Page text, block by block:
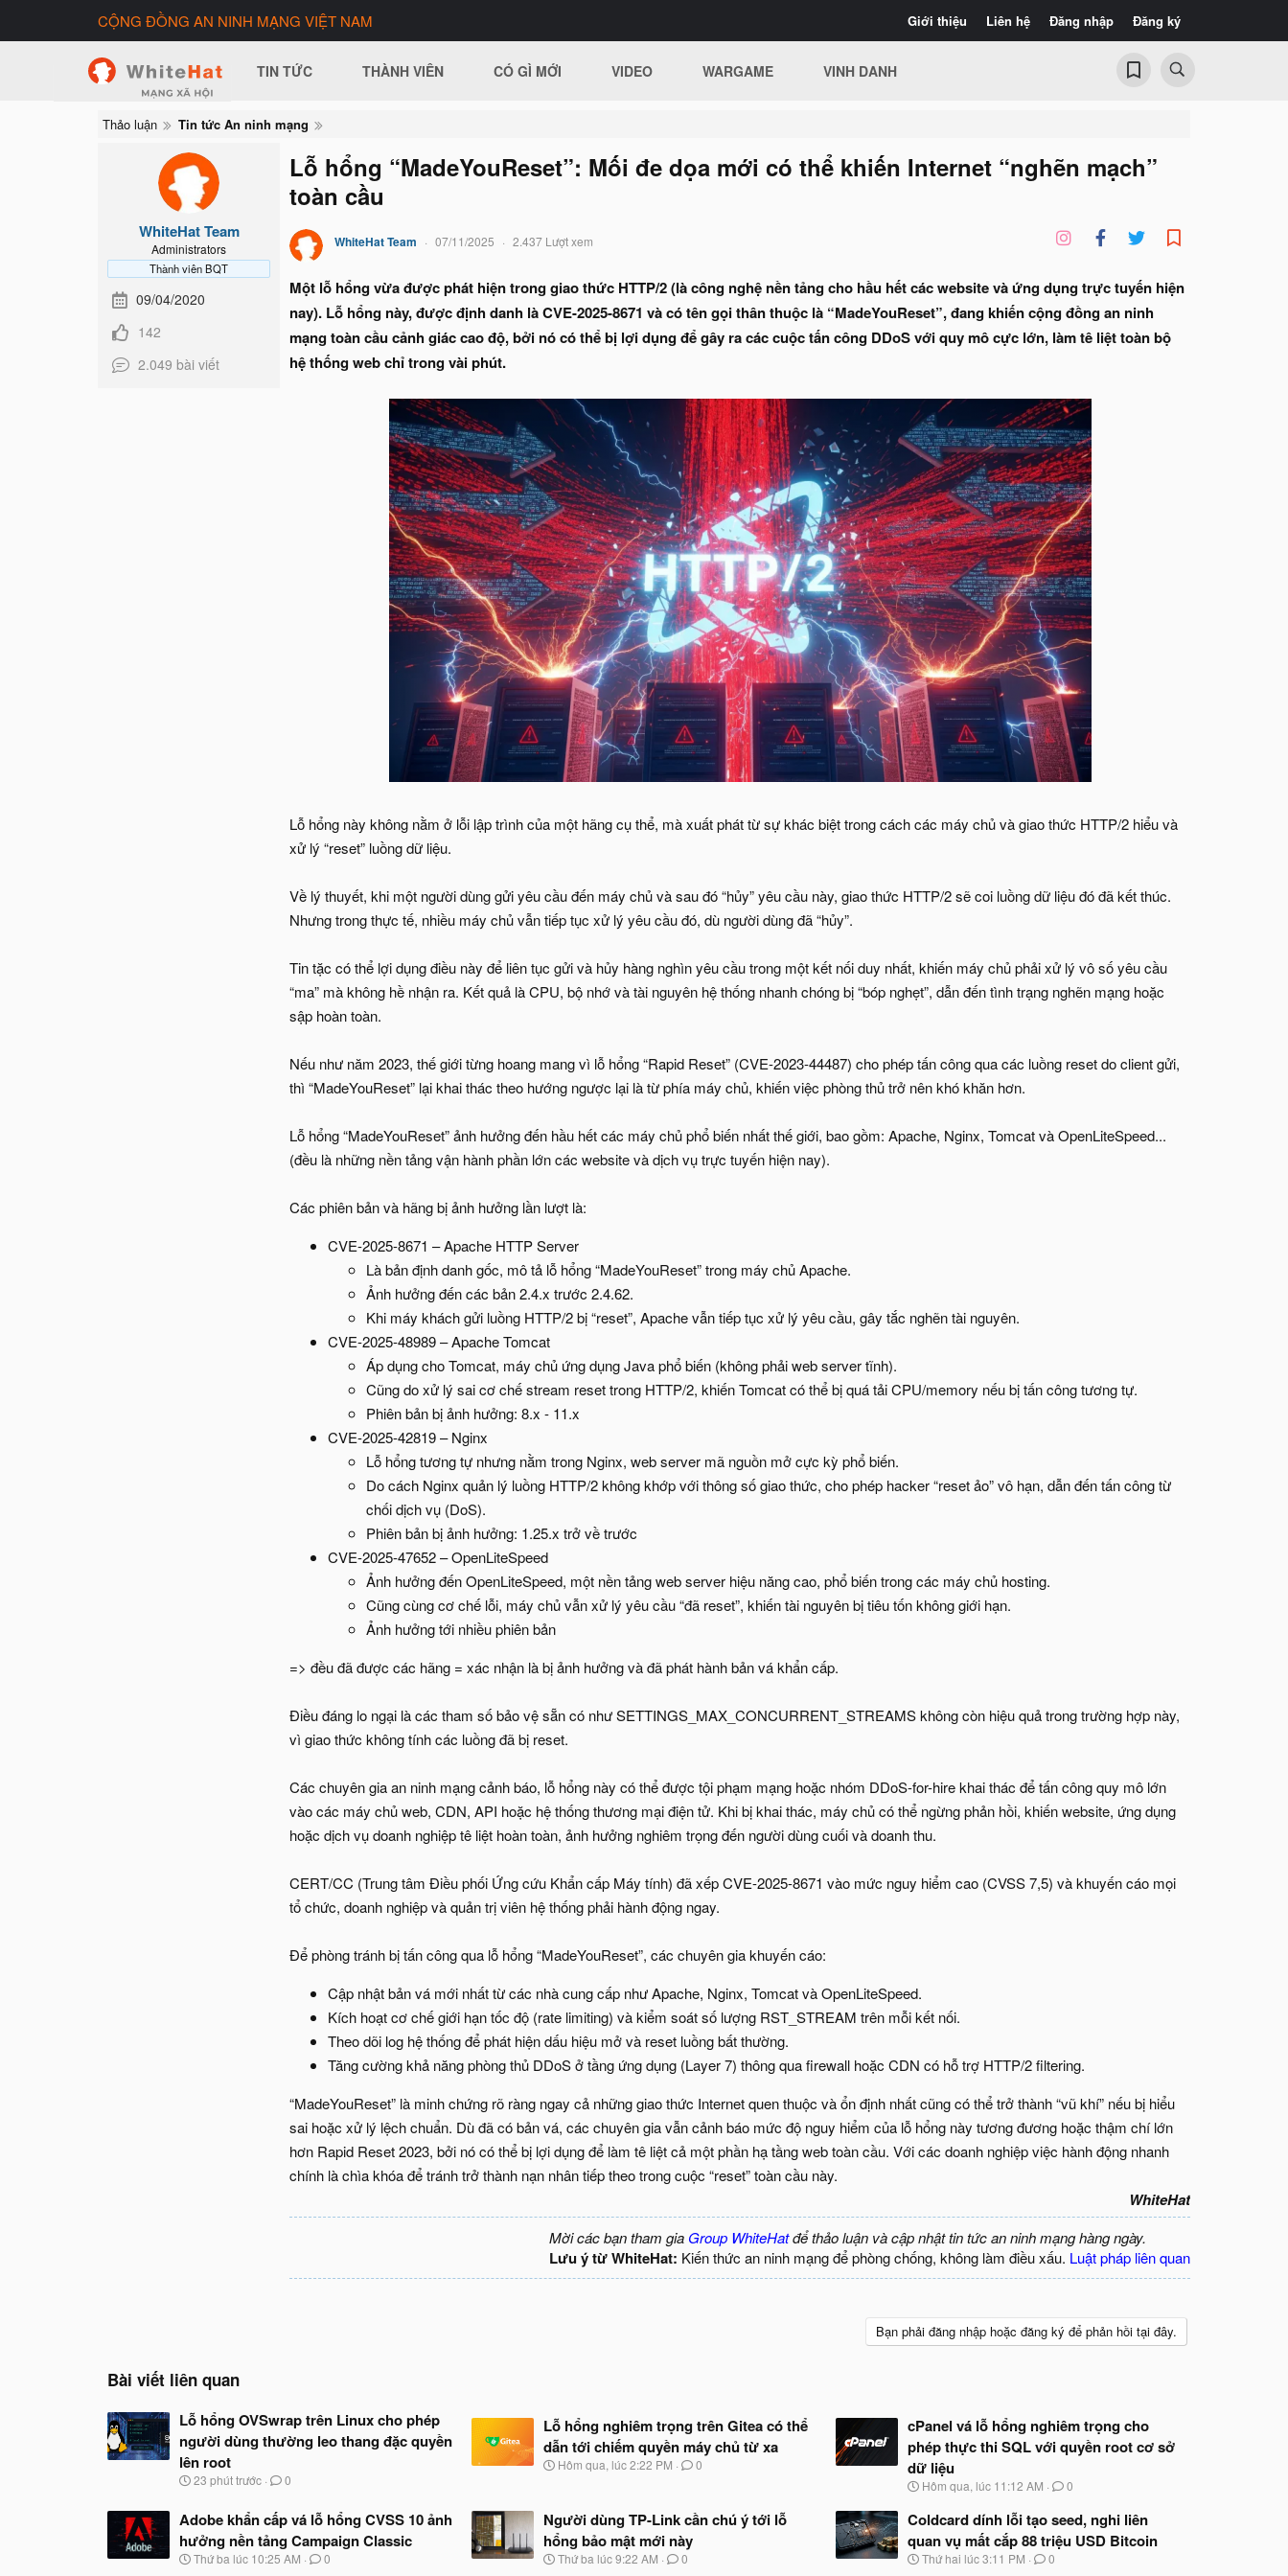
Giới thiệu Liên hệ Đăng nhập Đăng ký
CỘNG ĐỒNG AN NINH MẠNG VIỆT NAM
TIN TỨC THÀNH VIÊN CÓ GÌ MỚI VIDEO WARGAME VINH DANH
Thảo luận Tin tức An ninh mạng
WhiteHat Team
Administrators
Thành viên BQT
09/04/2020
142
2.049 bài viết
Lỗ hổng “MadeYouReset”: Mối đe dọa mới có thể khiến Internet “nghẽn mạch”
toàn cầu
WhiteHat Team 07/11/2025 2.437 Lượt xem
Một lỗ hổng vừa được phát hiện trong giao thức HTTP/2 (là công nghệ nền tảng cho hầu hết các website và ứng dụng trực tuyến hiện
nay). Lỗ hổng này, được định danh là CVE-2025-8671 và có tên gọi thân thuộc là “MadeYouReset”, đang khiến cộng đồng an ninh
mạng toàn cầu cảnh giác cao độ, bởi nó có thể bị lợi dụng để gây ra các cuộc tấn công DDoS với quy mô cực lớn, làm tê liệt toàn bộ
hệ thống web chỉ trong vài phút.
Lỗ hổng này không nằm ở lỗi lập trình của một hãng cụ thể, mà xuất phát từ sự khác biệt trong cách các máy chủ và giao thức HTTP/2 hiểu và
xử lý “reset” luồng dữ liệu.
Về lý thuyết, khi một người dùng gửi yêu cầu đến máy chủ và sau đó “hủy” yêu cầu này, giao thức HTTP/2 sẽ coi luồng dữ liệu đó đã kết thúc.
Nhưng trong thực tế, nhiều máy chủ vẫn tiếp tục xử lý yêu cầu đó, dù người dùng đã “hủy”.
Tin tặc có thể lợi dụng điều này để liên tục gửi và hủy hàng nghìn yêu cầu trong một kết nối duy nhất, khiến máy chủ phải xử lý vô số yêu cầu
“ma” mà không hề nhận ra. Kết quả là CPU, bộ nhớ và tài nguyên hệ thống nhanh chóng bị “bóp nghẹt”, dẫn đến tình trạng nghẽn mạng hoặc
sập hoàn toàn.
Nếu như năm 2023, thế giới từng hoang mang vì lỗ hổng “Rapid Reset” (CVE-2023-44487) cho phép tấn công qua các luồng reset do client gửi,
thì “MadeYouReset” lại khai thác theo hướng ngược lại là từ phía máy chủ, khiến việc phòng thủ trở nên khó khăn hơn.
Lỗ hổng “MadeYouReset” ảnh hưởng đến hầu hết các máy chủ phổ biến nhất thế giới, bao gồm: Apache, Nginx, Tomcat và OpenLiteSpeed...
(đều là những nền tảng vận hành phần lớn các website và dịch vụ trực tuyến hiện nay).
Các phiên bản và hãng bị ảnh hưởng lần lượt là:
CVE-2025-8671 – Apache HTTP Server
Là bản định danh gốc, mô tả lỗ hổng “MadeYouReset” trong máy chủ Apache.
Ảnh hưởng đến các bản 2.4.x trước 2.4.62.
Khi máy khách gửi luồng HTTP/2 bị “reset”, Apache vẫn tiếp tục xử lý yêu cầu, gây tắc nghẽn tài nguyên.
CVE-2025-48989 – Apache Tomcat
Áp dụng cho Tomcat, máy chủ ứng dụng Java phổ biến (không phải web server tĩnh).
Cũng do xử lý sai cơ chế stream reset trong HTTP/2, khiến Tomcat có thể bị quá tải CPU/memory nếu bị tấn công tương tự.
Phiên bản bị ảnh hưởng: 8.x - 11.x
CVE-2025-42819 – Nginx
Lỗ hổng tương tự nhưng nằm trong Nginx, web server mã nguồn mở cực kỳ phổ biến.
Do cách Nginx quản lý luồng HTTP/2 không khớp với thông số giao thức, cho phép hacker “reset ảo” vô hạn, dẫn đến tấn công từ
chối dịch vụ (DoS).
Phiên bản bị ảnh hưởng: 1.25.x trở về trước
CVE-2025-47652 – OpenLiteSpeed
Ảnh hưởng đến OpenLiteSpeed, một nền tảng web server hiệu năng cao, phổ biến trong các máy chủ hosting.
Cũng cùng cơ chế lỗi, máy chủ vẫn xử lý yêu cầu “đã reset”, khiến tài nguyên bị tiêu tốn không giới hạn.
Ảnh hưởng tới nhiều phiên bản
=> đều đã được các hãng = xác nhận là bị ảnh hưởng và đã phát hành bản vá khẩn cấp.
Điều đáng lo ngại là các tham số bảo vệ sẵn có như SETTINGS_MAX_CONCURRENT_STREAMS không còn hiệu quả trong trường hợp này,
vì giao thức không tính các luồng đã bị reset.
Các chuyên gia an ninh mạng cảnh báo, lỗ hổng này có thể được tội phạm mạng hoặc nhóm DDoS-for-hire khai thác để tấn công quy mô lớn
vào các máy chủ web, CDN, API hoặc hệ thống thương mại điện tử. Khi bị khai thác, máy chủ có thể ngừng phản hồi, khiến website, ứng dụng
hoặc dịch vụ doanh nghiệp tê liệt hoàn toàn, ảnh hưởng nghiêm trọng đến người dùng cuối và doanh thu.
CERT/CC (Trung tâm Điều phối Ứng cứu Khẩn cấp Máy tính) đã xếp CVE-2025-8671 vào mức nguy hiểm cao (CVSS 7,5) và khuyến cáo mọi
tổ chức, doanh nghiệp và quản trị viên hệ thống phải hành động ngay.
Để phòng tránh bị tấn công qua lỗ hổng “MadeYouReset”, các chuyên gia khuyến cáo:
Cập nhật bản vá mới nhất từ các nhà cung cấp như Apache, Nginx, Tomcat và OpenLiteSpeed.
Kích hoạt cơ chế giới hạn tốc độ (rate limiting) và kiểm soát số lượng RST_STREAM trên mỗi kết nối.
Theo dõi log hệ thống để phát hiện dấu hiệu mở và reset luồng bất thường.
Tăng cường khả năng phòng thủ DDoS ở tầng ứng dụng (Layer 7) thông qua firewall hoặc CDN có hỗ trợ HTTP/2 filtering.
“MadeYouReset” là minh chứng rõ ràng ngay cả những giao thức Internet quen thuộc và ổn định nhất cũng có thể trở thành “vũ khí” nếu bị hiểu
sai hoặc xử lý lệch chuẩn. Dù đã có bản vá, các chuyên gia vẫn cảnh báo mức độ nguy hiểm của lỗ hổng này tương đương hoặc thậm chí lớn
hơn Rapid Reset 2023, bởi nó có thể bị lợi dụng để làm tê liệt cả một phần hạ tầng web toàn cầu. Với các doanh nghiệp việc hành động nhanh
chính là chìa khóa để tránh trở thành nạn nhân tiếp theo trong cuộc “reset” toàn cầu này.
WhiteHat
Mời các bạn tham gia Group WhiteHatđể thảo luận và cập nhật tin tức an ninh mạng hàng ngày.
Lưu ý từ WhiteHat: Kiến thức an ninh mạng để phòng chống, không làm điều xấu. Luật pháp liên quan
Bạn phải đăng nhập hoặc đăng ký để phản hồi tại đây.
Bài viết liên quan
Lỗ hổng OVSwrap trên Linux cho phép
người dùng thường leo thang đặc quyền
lên root
N
y
b
ắ
23 phút trước 0
Lỗ hổng nghiêm trọng trên Gitea có thể
dẫn tới chiếm quyền máy chủ từ xa
N
b
ắ
t
Hôm qua, lúc 2:22 PM 0
cPanel vá lỗ hổng nghiêm trọng cho
phép thực thi SQL với quyền root cơ sở
dữ liệu
N
à
y
b
ắ
Hôm qua, lúc 11:12 AM 0
Adobe khẩn cấp vá lỗ hổng CVSS 10 ảnh
hưởng nền tảng Campaign Classic
N
Thứ ba lúc 10:25 AM 0
Người dùng TP-Link cần chú ý tới lỗ
hổng bảo mật mới này
N
Thứ ba lúc 9:22 AM 0
Coldcard dính lỗi tạo seed, nghi liên
quan vụ mất cắp 88 triệu USD Bitcoin
N
Thứ hai lúc 3:11 PM 0